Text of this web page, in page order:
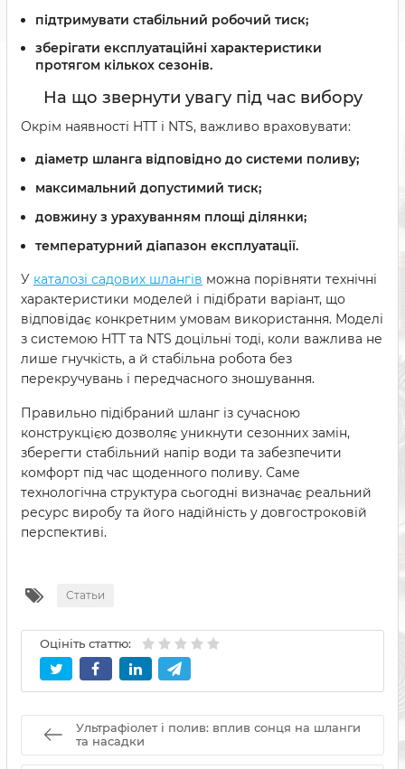
підтримувати стабільний робочий тиск;
зберігати експлуатаційні характеристики
протягом кількох сезонів.
На що звернути увагу під час вибору
Окрім наявності HTT і NTS, важливо враховувати:
діаметр шланга відповідно до системи поливу;
максимальний допустимий тиск;
довжину з урахуванням площі ділянки;
температурний діапазон експлуатації.
У каталозі садових шлангів можна порівняти технічні
характеристики моделей і підібрати варіант, що
відповідає конкретним умовам використання. Моделі
з системою HTT та NTS доцільні тоді, коли важлива не
лише гнучкість, а й стабільна робота без
перекручувань і передчасного зношування.
Правильно підібраний шланг із сучасною
конструкцією дозволяє уникнути сезонних замін,
зберегти стабільний напір води та забезпечити
комфорт під час щоденного поливу. Саме
технологічна структура сьогодні визначає реальний
ресурс виробу та його надійність у довгостроковій
перспективі.
Статьи
Оцініть статтю:
Ультрафіолет і полив: вплив сонця на шланги
та насадки